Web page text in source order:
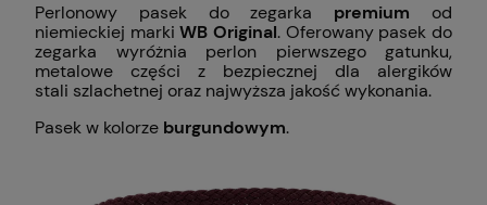
Perlonowy pasek do zegarka premium od
niemieckiej markiWB Original. Oferowany pasek do
zegarka wyróżnia perlon pierwszego gatunku,
metalowe części z bezpiecznej dla alergików
stali szlachetnej oraz najwyższa jakość wykonania.
Pasek w kolorze burgundowym.